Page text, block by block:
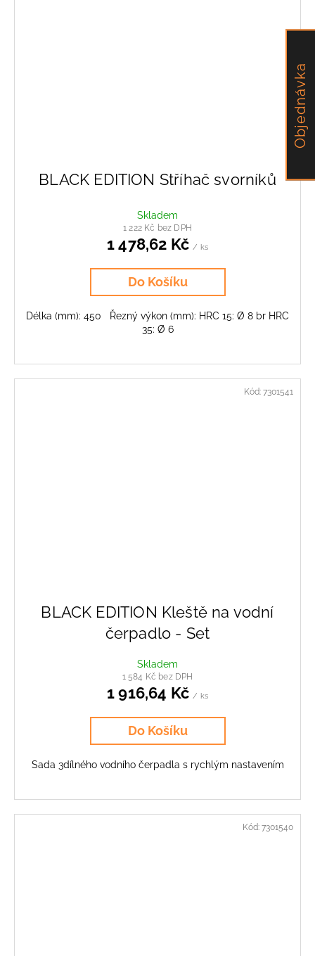
BLACK EDITION Stříhač svorníků
Skladem
1 222 Kč bez DPH
1 478,62 Kč/ ks
Do Košíku
Délka (mm): 450 Řezný výkon (mm): HRC 15: Ø 8 br HRC
35: Ø 6
BLACK EDITION Kleště na vodní
čerpadlo - Set
Skladem
1 584 Kč bez DPH
1 916,64 Kč / ks
Do Košíku
Sada 3dílného vodního čerpadla s rychlým nastavením
Kód: 7301541
Kód: 7301540
Objednávka